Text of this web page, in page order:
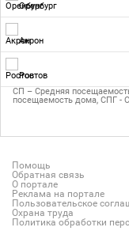
Оренбург
Акрон
Ростов
СП – Средняя
посещаемость дома, СПГ -
Помощь
Обратная связь
О портале
Реклама на портале
Пользовательское
Охрана труда
Политика обработки